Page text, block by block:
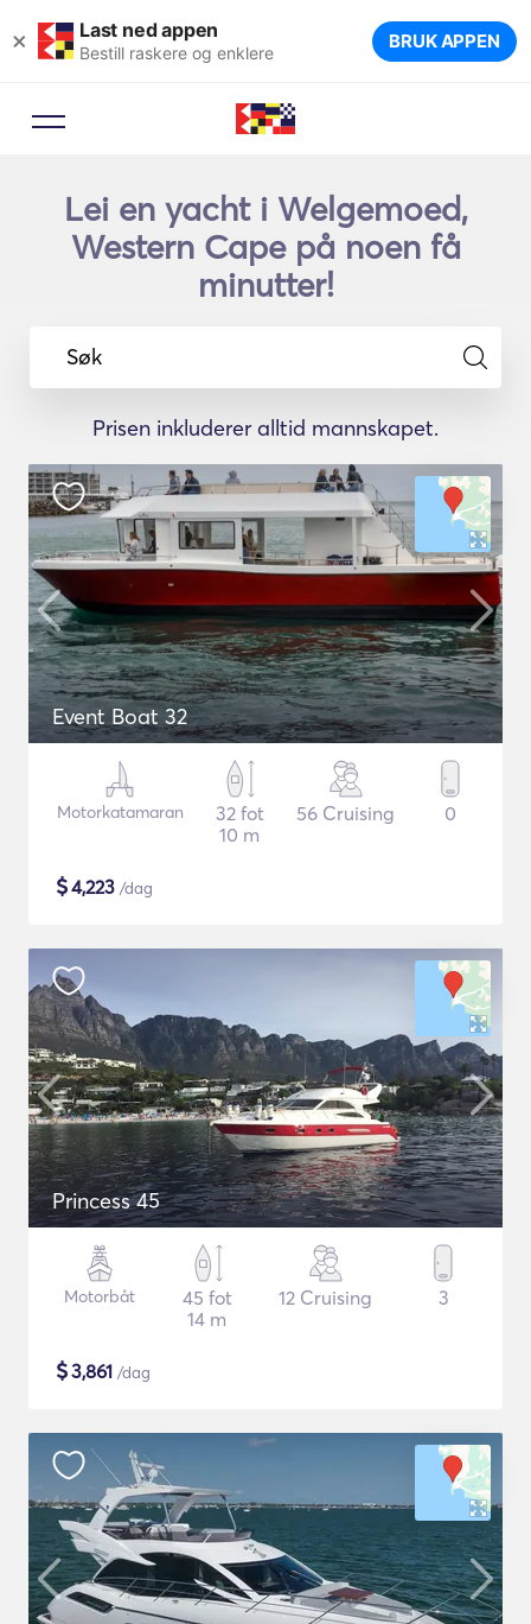
× Last ned appen
Bestill raskere og enklere BRUK APPEN
Lei en yacht i Welgemoed,
Western Cape på noen få
minutter!
Søk
Prisen inkluderer alltid mannskapet.
Event Boat 32
Motorkatamaran
32 fot
10 m
56 Cruising 0
$4,223 /dag
Princess 45
Motorbåt
45 fot
14 m
12 Cruising 3
$3,861 /dag